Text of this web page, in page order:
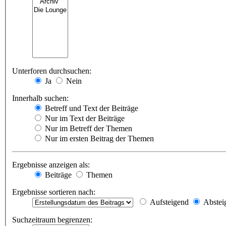
Unterforen durchsuchen:
Ja
Nein
Innerhalb suchen:
Betreff und Text der Beiträge
Nur im Text der Beiträge
Nur im Betreff der Themen
Nur im ersten Beitrag der Themen
Ergebnisse anzeigen als:
Beiträge
Themen
Ergebnisse sortieren nach:
Aufsteigend
Suchzeitraum begrenzen: